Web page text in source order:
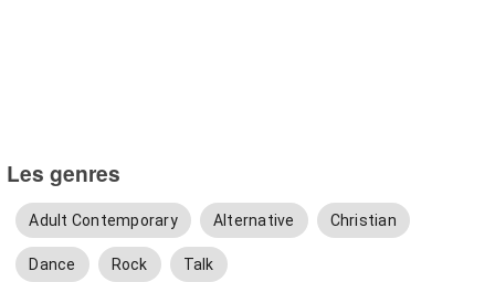
Les genres
Adult Contemporary Alternative Christian
Dance Rock Talk